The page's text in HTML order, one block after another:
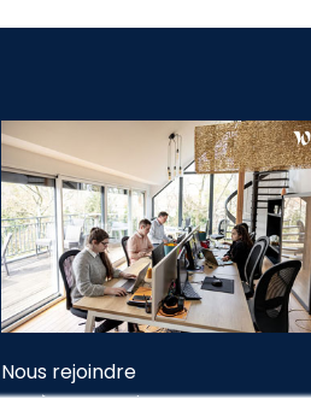
Nous rejoindre